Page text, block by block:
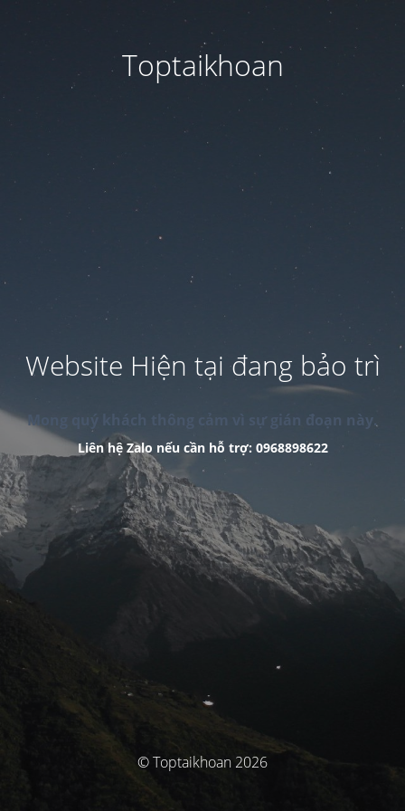
Toptaikhoan
Website Hiện tại đang bảo trì
Mong quý khách thông cảm vì sự gián đoạn này.
Liên hệ Zalo nếu cần hỗ trợ: 0968898622
© Toptaikhoan 2026